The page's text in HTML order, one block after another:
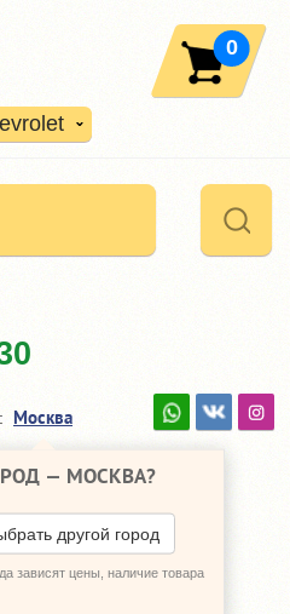
0
Москва
— МОСКВА?
другой город
зависят цены, наличие товара
КПП